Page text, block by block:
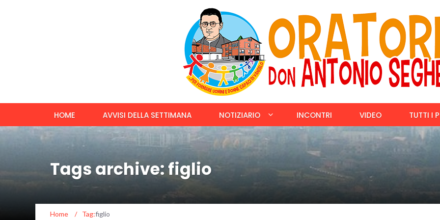
HOME AVVISI DELLA SETTIMANA NOTIZIARIO INCONTRI VIDEO TUTTI I
Tags archive: figlio
Home / Tag:figlio